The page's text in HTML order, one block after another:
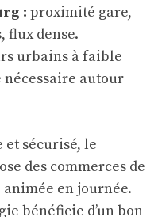
: proximité gare,
flux dense.
urbains à faible
autour
sécurisé, le
des commerces de
en journée.
bénéficie d’un bon